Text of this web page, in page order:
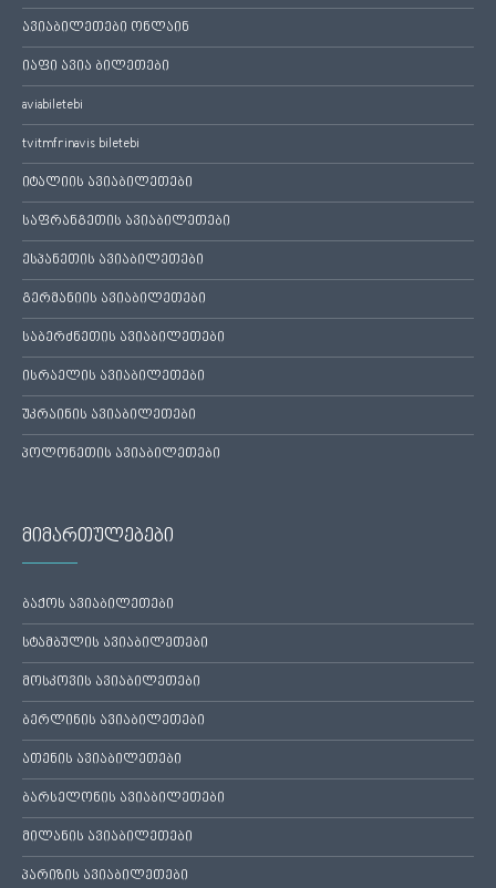
ავიაბილეთები ონლაინ
იაფი ავია ბილეთები
aviabiletebi
tvitmfrinavis biletebi
იტალიის ავიაბილეთები
საფრანგეთის ავიაბილეთები
ესპანეთის ავიაბილეთები
გერმანიის ავიაბილეთები
საბერძნეთის ავიაბილეთები
ისრაელის ავიაბილეთები
უკრაინის ავიაბილეთები
პოლონეთის ავიაბილეთები
მიმართულებები
ბაქოს ავიაბილეთები
სტამბულის ავიაბილეთები
მოსკოვის ავიაბილეთები
ბერლინის ავიაბილეთები
ათენის ავიაბილეთები
ბარსელონის ავიაბილეთები
მილანის ავიაბილეთები
პარიზის ავიაბილეთები